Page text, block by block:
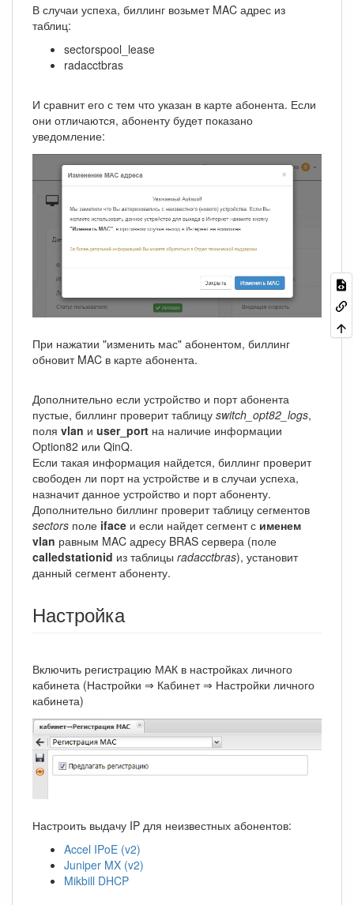
В случаи успеха, биллинг возьмет MAC адрес из
таблиц:
sectorspool_lease
radacctbras
И сравнит его с тем что указан в карте абонента. Если
они отличаются, абоненту будет показано
уведомление:
При нажатии "изменить мас" абонентом, биллинг
обновит MAC в карте абонента.
Дополнительно если устройство и порт абонента
пустые, биллинг проверит таблицу switch_opt82_logs,
поля vlan и user_port на наличие информации
Option82 или QinQ.
Если такая информация найдется, биллинг проверит
свободен ли порт на устройстве и в случаи успеха,
назначит данное устройство и порт абоненту.
Дополнительно биллинг проверит таблицу сегментов
sectors поле iface и если найдет сегмент с именем
vlan равным MAC адресу BRAS сервера (поле
calledstationid из таблицы radacctbras), установит
данный сегмент абоненту.
Настройка
Включить регистрацию МАК в настройках личного
кабинета (Настройки ⇒ Кабинет ⇒ Настройки личного
кабинета)
Настроить выдачу IP для неизвестных абонентов:
Accel IPoE (v2)
Juniper MX (v2)
Mikbill DHCP